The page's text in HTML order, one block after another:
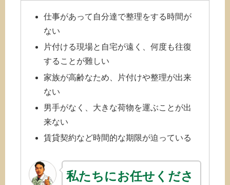
仕事があって自分達で整理をする時間が
ない
片付ける現場と自宅が遠く、何度も往復
することが難しい
家族が高齢なため、片付けや整理が出来
ない
男手がなく、大きな荷物を運ぶことが出
来ない
賃貸契約など時間的な期限が迫っている
私たちにお任せくださ